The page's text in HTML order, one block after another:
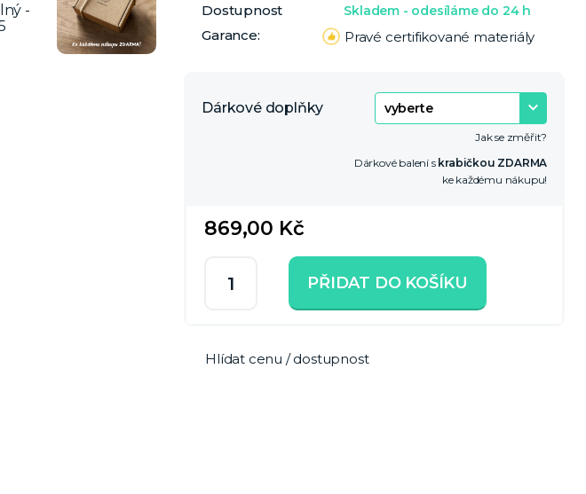
Dostupnost
Skladem - odesíláme do 24 h
Garance: Pravé certifikované materiály
Dárkové doplňky
Jak se změřit?
Dárkové balení s krabičkou ZDARMA
ke každému nákupu!
869,00 Kč
PŘIDAT DO KOŠÍKU
Hlídat cenu / dostupnost